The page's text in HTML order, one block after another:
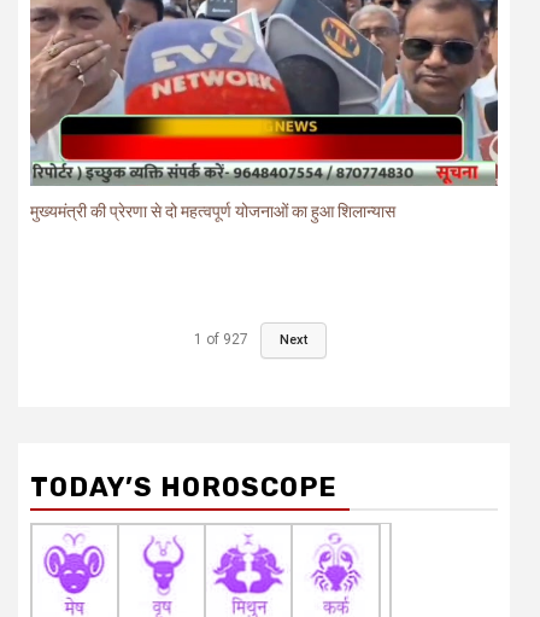
मुख्यमंत्री की प्रेरणा से दो महत्वपूर्ण योजनाओं का हुआ शिलान्यास
1 of 927 Next
TODAY’S HOROSCOPE